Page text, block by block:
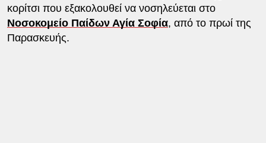
κορίτσι που εξακολουθεί να νοσηλεύεται στο
Νοσοκομείο Παίδων Αγία Σοφία, από το πρωί της
Παρασκευής.